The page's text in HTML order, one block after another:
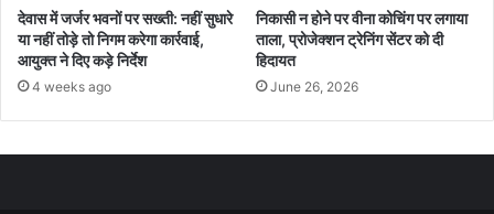
देवास में जर्जर भवनों पर सख्ती: नहीं सुधारे
या नहीं तोड़े तो निगम करेगा कार्रवाई,
आयुक्त ने दिए कड़े निर्देश
4 weeks ago
निकासी न होने पर वीना कोचिंग पर लगाया
ताला, प्रोजेक्शन ट्रेनिंग सेंटर को दी
हिदायत
June 26, 2026